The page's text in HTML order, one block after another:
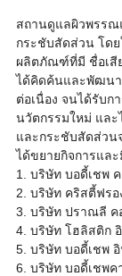
สถานดูแลผิวพรร
กระชับสัดส่วน โด
ผลิตภัณฑ์ที่มี ชื่อเสี
ได้คิดค้นและพัฒนา
ต่อเนื่อง จนได้รับก
นวัตกรรมใหม่ แล
และกระชับสัดส่วน
ได้ขยายกิจการแล
1. บริษัท บอดี้เชพ
2. บริษัท คริสตี้ฟรอ
3. บริษัท ปราณลี ค
4. บริษัท โฮลิสติก
5. บริษัท บอดี้เชพ
6. บริษัท บอดี้เชพค